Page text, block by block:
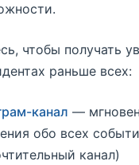
чтобы получать
раньше всех:
канал —
обо всех
канал)